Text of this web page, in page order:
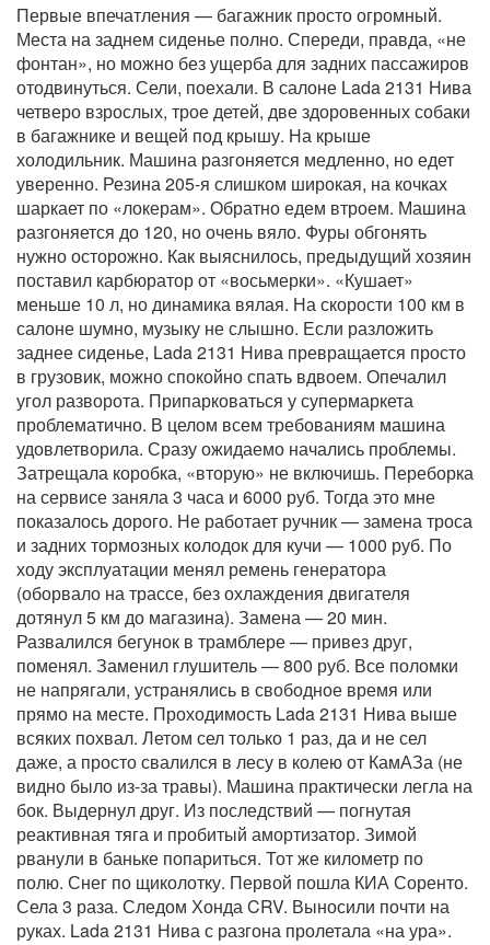
Первые впечатления — багажник просто огромный.
Места на заднем сиденье полно. Спереди, правда, «не
фонтан», но можно без ущерба для задних пассажиров
отодвинуться. Сели, поехали. В салоне Lada 2131 Нива
четверо взрослых, трое детей, две здоровенных собаки
в багажнике и вещей под крышу. На крыше
холодильник. Машина разгоняется медленно, но едет
уверенно. Резина 205-я слишком широкая, на кочках
шаркает по «локерам». Обратно едем втроем. Машина
разгоняется до 120, но очень вяло. Фуры обгонять
нужно осторожно. Как выяснилось, предыдущий хозяин
поставил карбюратор от «восьмерки». «Кушает»
меньше 10 л, но динамика вялая. На скорости 100 км в
салоне шумно, музыку не слышно. Если разложить
заднее сиденье, Lada 2131 Нива превращается просто
в грузовик, можно спокойно спать вдвоем. Опечалил
угол разворота. Припарковаться у супермаркета
проблематично. В целом всем требованиям машина
удовлетворила. Сразу ожидаемо начались проблемы.
Затрещала коробка, «вторую» не включишь. Переборка
на сервисе заняла 3 часа и 6000 руб. Тогда это мне
показалось дорого. Не работает ручник — замена троса
и задних тормозных колодок для кучи — 1000 руб. По
ходу эксплуатации менял ремень генератора
(оборвало на трассе, без охлаждения двигателя
дотянул 5 км до магазина). Замена — 20 мин.
Развалился бегунок в трамблере — привез друг,
поменял. Заменил глушитель — 800 руб. Все поломки
не напрягали, устранялись в свободное время или
прямо на месте. Проходимость Lada 2131 Нива выше
всяких похвал. Летом сел только 1 раз, да и не сел
даже, а просто свалился в лесу в колею от КамАЗа (не
видно было из-за травы). Машина практически легла на
бок. Выдернул друг. Из последствий — погнутая
реактивная тяга и пробитый амортизатор. Зимой
рванули в баньке попариться. Тот же километр по
полю. Снег по щиколотку. Первой пошла КИА Соренто.
Села 3 раза. Следом Хонда CRV. Выносили почти на
руках. Lada 2131 Нива с разгона пролетала «на ура».